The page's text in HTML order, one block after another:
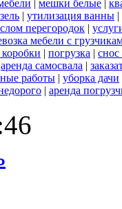
| мешки белые |
| утилизация ванны |
слом перегородок |
мебели с
| погрузка | снос
аренда самосвала |
работы | уборка дачи
| аренда